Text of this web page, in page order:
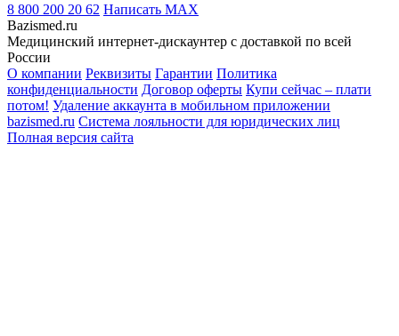
8 800 200 20 62 Написать MAX
Bazismed.ru
Медицинский интернет-дискаунтер с доставкой по всей
России
О компании Реквизиты Гарантии Политика
конфиденциальности Договор оферты Купи сейчас – плати
потом! Удаление аккаунта в мобильном приложении
bazismed.ru Система лояльности для юридических лиц
Полная версия сайта